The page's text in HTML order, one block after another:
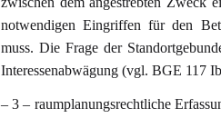
notwendigen Eingriffen für den
muss. Die Frage der
Interessenabwägung (vgl. BGE 117
– 3 – raumplanungsrechtliche